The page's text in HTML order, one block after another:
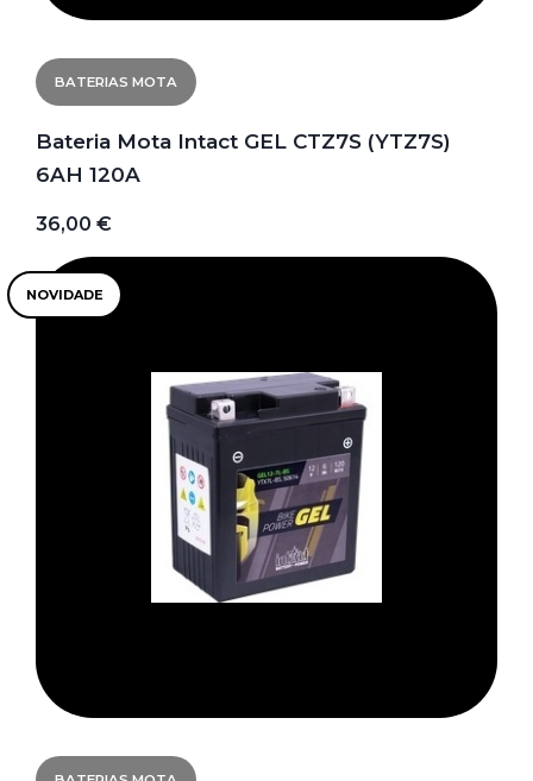
BATERIAS MOTA
Bateria Mota Intact GEL CTZ7S (YTZ7S)
6AH 120A
36,00 €
NOVIDADE